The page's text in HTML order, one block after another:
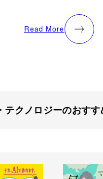
Read More
テクノロジーのおすす